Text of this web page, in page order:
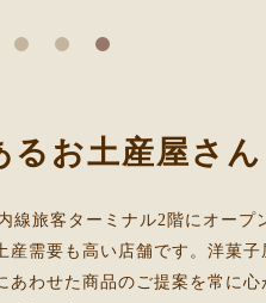
るお土産屋さん
線旅客ターミナル2階にオープ
需要も高い店舗です。洋菓
わせた商品のご提案を常に